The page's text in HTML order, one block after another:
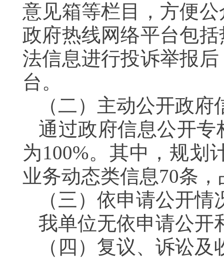
意见箱等栏目，方便
政府热线网络平台包
法信息进行投诉举报
台。
（二）主动公开
通过政府信息公开
为100%。其中，规划
业务动态类信息70条
（三）依申请公
我单位无依申请公
（四）复议、诉